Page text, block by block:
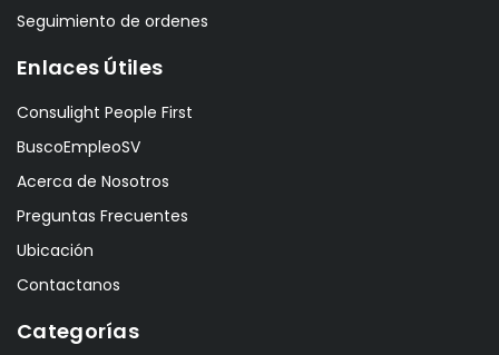
Seguimiento de ordenes
Enlaces Útiles
Consulight People First
BuscoEmpleoSV
Acerca de Nosotros
Preguntas Frecuentes
Ubicación
Contactanos
Categorías